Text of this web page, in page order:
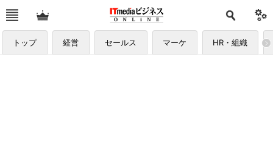
トップ 経営 セールス マーケ HR・組織